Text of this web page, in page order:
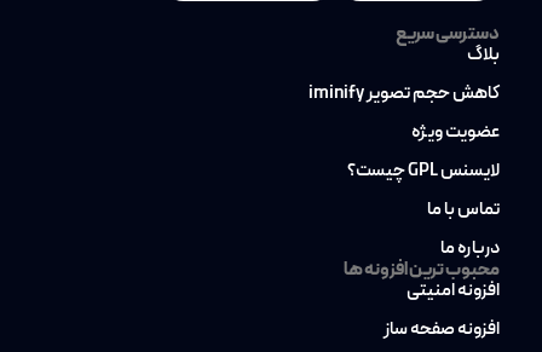
دسترسی سریع
بلاگ
کاهش حجم تصویر iminify
عضویت ویژه
لایسنس GPL چیست؟
تماس با ما
درباره ما
محبوب ترین افزونه ها
افزونه امنیتی
افزونه صفحه ساز